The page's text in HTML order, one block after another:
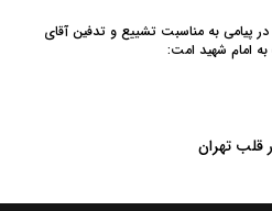
در پیامی به‌ مناسبت تشییع و تدفین آقای
امام شهید امت:
قلب تهران